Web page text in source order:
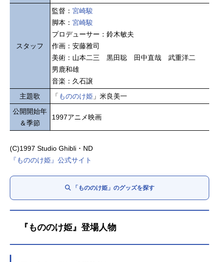
スタッフ
監督： 宮崎駿
脚本： 宮崎駿
プロデューサー：鈴木敏夫
作画：安藤雅司
美術：山本二三 黒田聡 田中直哉 武重洋二
男鹿和雄
音楽：久石譲
主題歌
「 もののけ姫 」米良美一
公開開始年
＆季節
1997アニメ映画
(C)1997 Studio Ghibli・ND
『もののけ姫』公式サイト
「もののけ姫」のグッズを探す
『もののけ姫』登場人物